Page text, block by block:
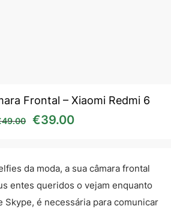
Frontal – Xiaomi Redmi 6
49.00 O preço original era:
€39.00
da moda, a sua câmara frontal
entes queridos o vejam enquanto
Skype, é necessária para comunicar